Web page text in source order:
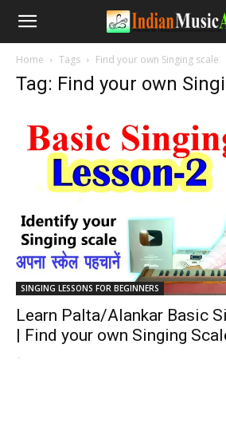
Home Tags Find your own Singing scale
Tag: Find your own
SINGING LESSONS FOR BEGINNERS
Learn Palta/Alankar Basic
| Find your own Singing
-